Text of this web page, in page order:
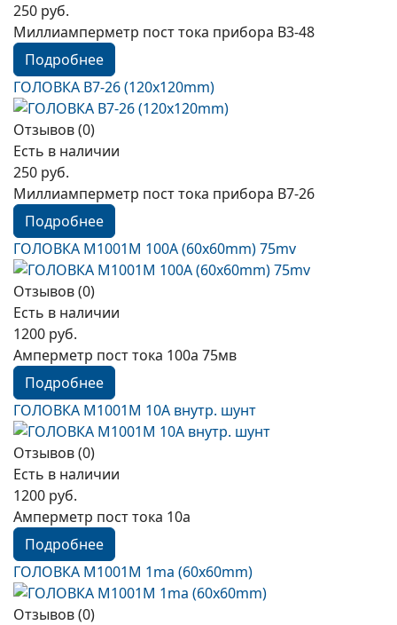
250 руб.
Миллиамперметр пост тока прибора В3-48
Подробнее
ГОЛОВКА В7-26 (120x120mm)
Отзывов (0)
Есть в наличии
250 руб.
Миллиамперметр пост тока прибора В7-26
Подробнее
ГОЛОВКА М1001М 100А (60x60mm) 75mv
Отзывов (0)
Есть в наличии
1200 руб.
Амперметр пост тока 100а 75мв
Подробнее
ГОЛОВКА М1001М 10А внутр. шунт
Отзывов (0)
Есть в наличии
1200 руб.
Амперметр пост тока 10а
Подробнее
ГОЛОВКА М1001М 1mа (60x60mm)
Отзывов (0)